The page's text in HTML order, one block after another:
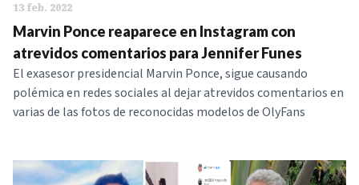
13 feb. 2022
Marvin Ponce reaparece en Instagram con
atrevidos comentarios para Jennifer Funes
El exasesor presidencial Marvin Ponce, sigue causando
polémica en redes sociales al dejar atrevidos comentarios en
varias de las fotos de reconocidas modelos de OlyFans